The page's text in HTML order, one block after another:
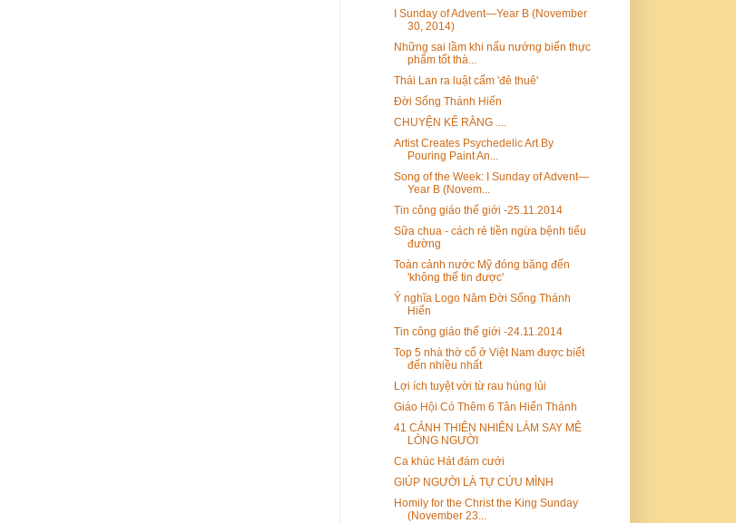
I Sunday of Advent—Year B (November
30, 2014)
Những sai lầm khi nấu nướng biến thực
phẩm tốt thà...
Thái Lan ra luật cấm 'đẻ thuê'
Đời Sống Thánh Hiến
CHUYỆN KỂ RẰNG ....
Artist Creates Psychedelic Art By
Pouring Paint An...
Song of the Week: I Sunday of Advent—
Year B (Novem...
Tin công giáo thế giới -25.11.2014
Sữa chua - cách rẻ tiền ngừa bệnh tiểu
đường
Toàn cảnh nước Mỹ đóng băng đến
'không thể tin được'
Ý nghĩa Logo Năm Đời Sống Thánh
Hiến
Tin công giáo thế giới -24.11.2014
Top 5 nhà thờ cổ ở Việt Nam được biết
đến nhiều nhất
Lợi ích tuyệt vời từ rau húng lủi
Giáo Hội Có Thêm 6 Tân Hiển Thánh
41 CẢNH THIÊN NHIÊN LÀM SAY MÊ
LÒNG NGƯỜI
Ca khúc Hát đám cưới
GIÚP NGƯỜI LÀ TỰ CỨU MÌNH
Homily for the Christ the King Sunday
(November 23...